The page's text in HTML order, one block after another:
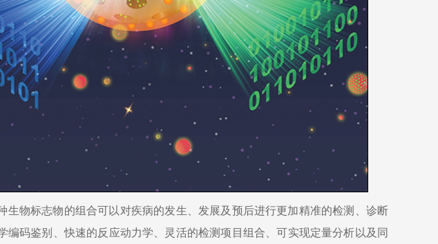
生物标志物的组合可以对疾病的发生、发展及预后进行更加精准的检测、诊断
编码鉴别、快速的反应动力学、灵活的检测项目组合、可实现定量分析以及同